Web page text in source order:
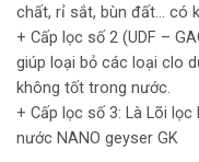
chất, rỉ sắt, bùn đất… có
+ Cấp lọc số 2 (UDF –
giúp loại bỏ các loại clo
không tốt trong nước.
+ Cấp lọc số 3: Là Lõi
nước NANO geyser GK